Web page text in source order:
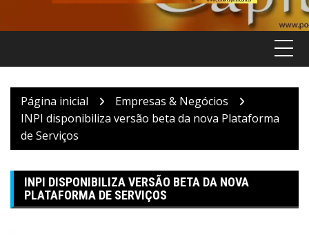
Página inicial
Empresas & Negócios
INPI disponibiliza versão beta da nova Plataforma
de Serviços
INPI DISPONIBILIZA VERSÃO BETA DA NOVA
PLATAFORMA DE SERVIÇOS